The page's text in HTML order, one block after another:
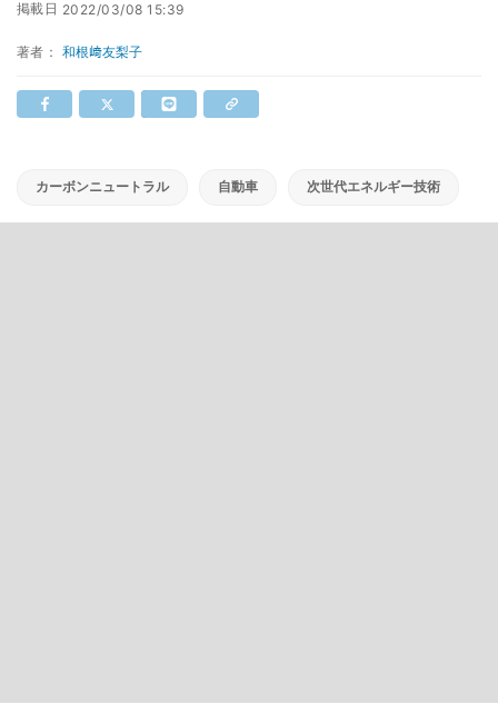
掲載日 2022/03/08 15:39
著者： 和根﨑友梨子
カーボンニュートラル 自動車 次世代エネルギー技術